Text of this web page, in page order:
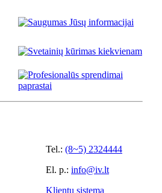
Tel.: (8~5) 2324444
El. p.: info@iv.lt
Klientų sistema